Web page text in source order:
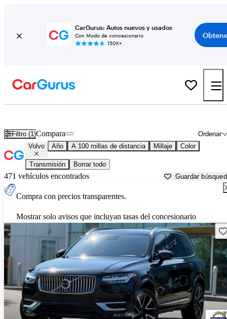
CarGurus: Autos nuevos y usados
Con Modo de concesionario
150K+
Filtro (1) Ordenar
Compara
Volvo Año A 100 millas de distancia Millaje Color
Transmisión Borrar todo
471 vehículos encontrados Guardar
Compra con precios transparentes.
Mostrar solo avisos que incluyan tasas del concesionario